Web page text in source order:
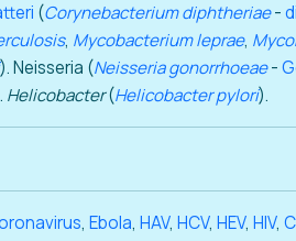
(Corynebacterium diphtheriae-
, Mycobacterium leprae,
). Neisseria (Neisseria gonorrhoeae-
Helicobacter(Helicobacter pylori).
, Ebola, HAV, HCV, HEV, HIV,